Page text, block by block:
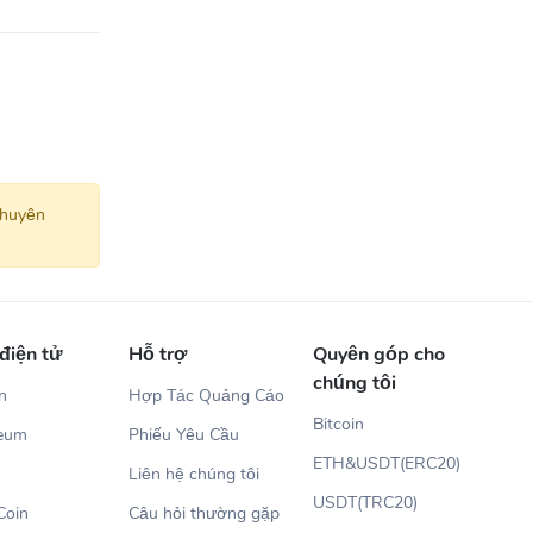
tử Hỗ trợ
Hợp Tác Quảng Cáo
Phiếu Yêu Cầu
Liên hệ chúng tôi
Câu hỏi thường gặp
Quyên góp cho
chúng tôi
Bitcoin
ETH&USDT(ERC20)
USDT(TRC20)